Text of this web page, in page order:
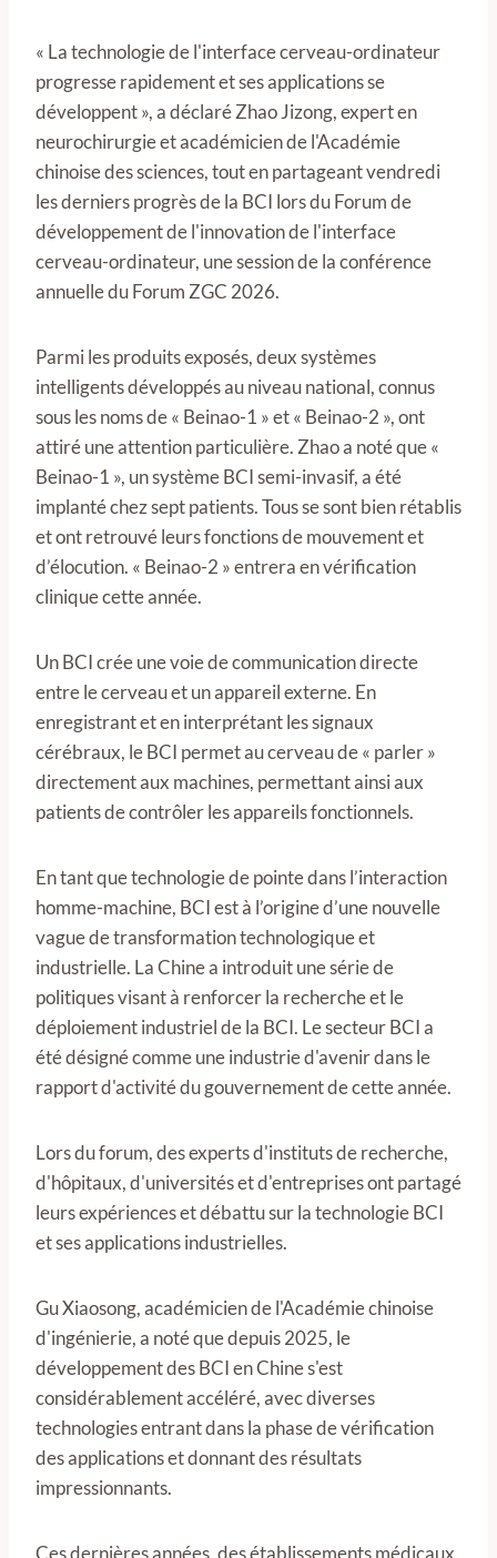
« La technologie de l'interface cerveau-ordinateur
progresse rapidement et ses applications se
développent », a déclaré Zhao Jizong, expert en
neurochirurgie et académicien de l'Académie
chinoise des sciences, tout en partageant vendredi
les derniers progrès de la BCI lors du Forum de
développement de l'innovation de l'interface
cerveau-ordinateur, une session de la conférence
annuelle du Forum ZGC 2026.
Parmi les produits exposés, deux systèmes
intelligents développés au niveau national, connus
sous les noms de « Beinao-1 » et « Beinao-2 », ont
attiré une attention particulière. Zhao a noté que «
Beinao-1 », un système BCI semi-invasif, a été
implanté chez sept patients. Tous se sont bien rétablis
et ont retrouvé leurs fonctions de mouvement et
d’élocution. « Beinao-2 » entrera en vérification
clinique cette année.
Un BCI crée une voie de communication directe
entre le cerveau et un appareil externe. En
enregistrant et en interprétant les signaux
cérébraux, le BCI permet au cerveau de « parler »
directement aux machines, permettant ainsi aux
patients de contrôler les appareils fonctionnels.
En tant que technologie de pointe dans l’interaction
homme-machine, BCI est à l’origine d’une nouvelle
vague de transformation technologique et
industrielle. La Chine a introduit une série de
politiques visant à renforcer la recherche et le
déploiement industriel de la BCI. Le secteur BCI a
été désigné comme une industrie d'avenir dans le
rapport d'activité du gouvernement de cette année.
Lors du forum, des experts d'instituts de recherche,
d'hôpitaux, d'universités et d'entreprises ont partagé
leurs expériences et débattu sur la technologie BCI
et ses applications industrielles.
Gu Xiaosong, académicien de l'Académie chinoise
d'ingénierie, a noté que depuis 2025, le
développement des BCI en Chine s'est
considérablement accéléré, avec diverses
technologies entrant dans la phase de vérification
des applications et donnant des résultats
impressionnants.
Ces dernières années, des établissements médicaux